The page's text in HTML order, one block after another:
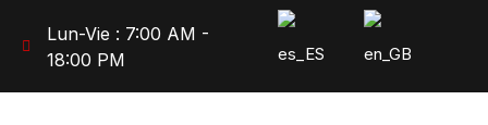
Lun-Vie : 7:00 AM -
18:00 PM